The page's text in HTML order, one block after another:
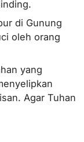
di Gunung
oleh orang
yang
Agar Tuhan